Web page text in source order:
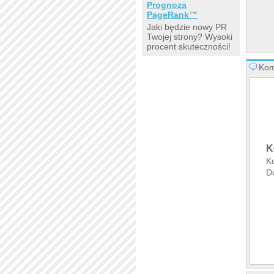
Prognoza
PageRank™
Jaki będzie nowy PR
Twojej strony? Wysoki
procent skuteczności!